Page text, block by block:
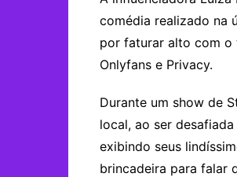
comédia realizado na
por faturar alto com o
Onlyfans e Privacy.
Durante um show de
local, ao ser
exibindo seus
brincadeira para falar